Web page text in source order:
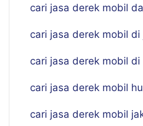
cari jasa derek mobil
cari jasa derek mobil di
cari jasa derek mobil di
cari jasa derek mobil
cari jasa derek mobil